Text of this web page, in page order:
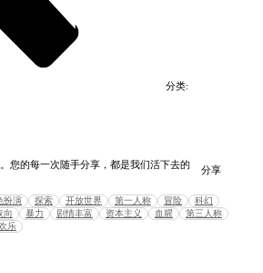
全人类的势头，作为一名敢于冒
吧）的地球理事会干员，你必须
分类:
您的每一次随手分享，都是我们活下去的
分享
扮演 探索 开放世界 第一人称 冒险
科幻
向 暴力 剧情丰富 资本主义 血腥
第三人称
乐